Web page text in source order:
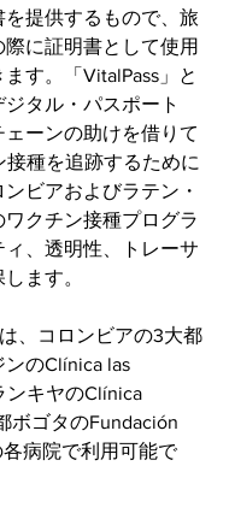
提供するもので、旅
に証明書として使用
す。「VitalPass」と
タル・パスポート
ーンの助けを借りて
接種を追跡するために
ビアおよびラテン・
クチン接種プログラ
ィ、透明性、トレーサ
ます。
、コロンビアの3大都
のClínica las
ンキヤのClínica
ボゴタのFundación
病院で利用可能で